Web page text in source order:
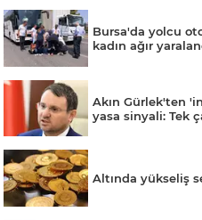
Bursa'da yolcu
kadın ağır
Akın Gürlek'ten
yasa sinyali: Tek
Altında yükseliş